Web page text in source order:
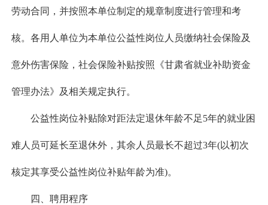
劳动合同，并按照本单位制定的规章制度进行管理和考
核。各用人单位为本单位公益性岗位人员缴纳社会保险及
意外伤害保险，社会保险补贴按照《甘肃省就业补助资金
管理办法》及相关规定执行。
公益性岗位补贴除对距法定退休年龄不足5年的就业困
难人员可延长至退休外，其余人员最长不超过3年(以初次
核定其享受公益性岗位补贴年龄为准)。
四、聘用程序